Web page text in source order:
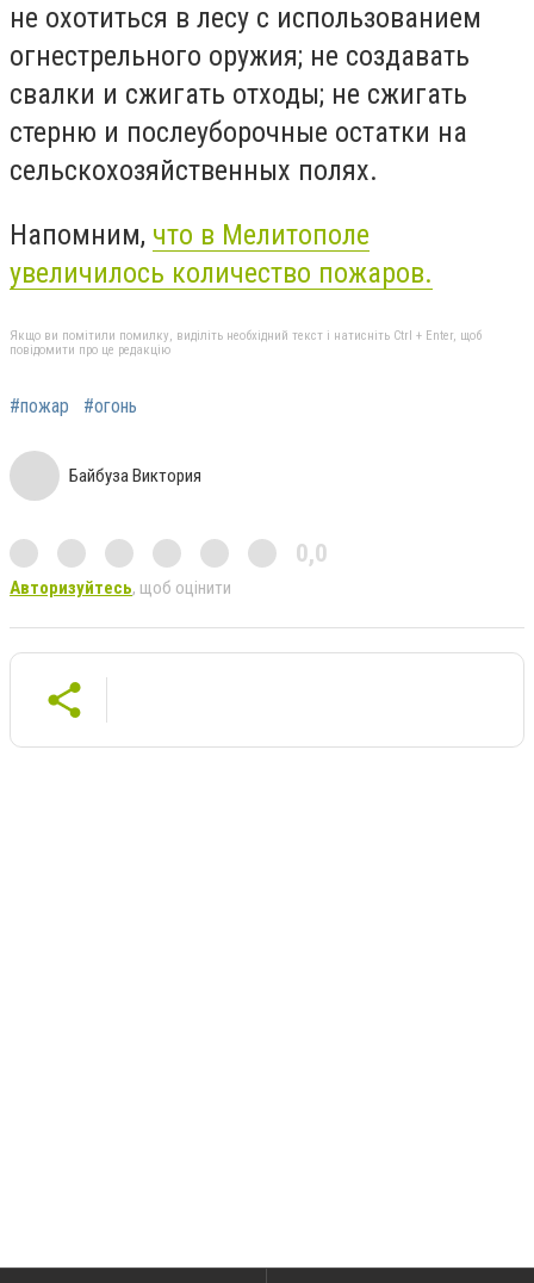
не охотиться в лесу с использованием
огнестрельного оружия; не создавать
свалки и сжигать отходы; не сжигать
стерню и послеуборочные остатки на
сельскохозяйственных полях.
Напомним, что в Мелитополе
увеличилось количество пожаров.
Якщо ви помітили помилку, виділіть необхідний текст і натисніть Ctrl + Enter, щоб
повідомити про це редакцію
#пожар #огонь
Байбуза Виктория
0,0
Авторизуйтесь, щоб оцінити